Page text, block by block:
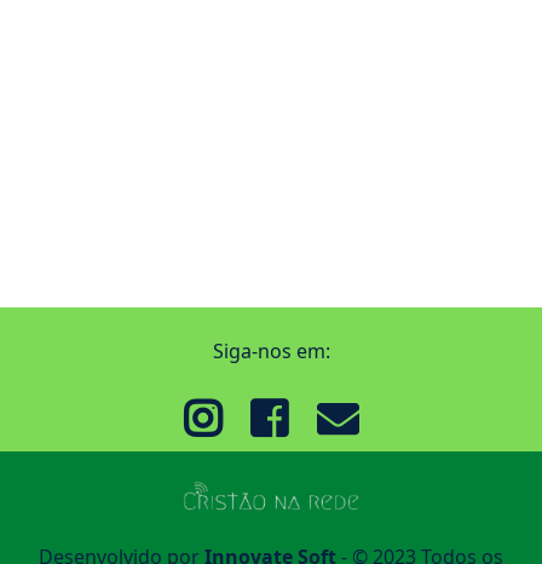
Siga-nos em:
Desenvolvido porInnovate Soft- © 2023 Todos os